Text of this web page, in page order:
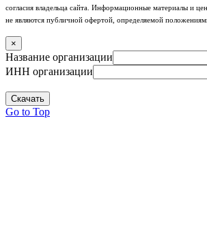
согласия владельца сайта. Информационные материалы и
не являются публичной офертой, определяемой
×
Название организации
ИНН организации
Скачать
Go to Top